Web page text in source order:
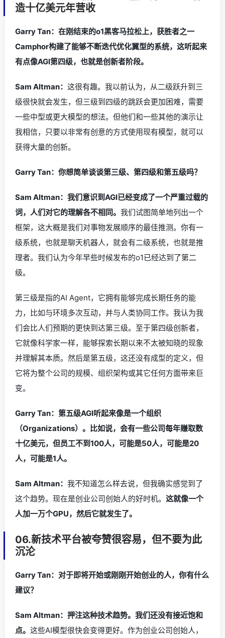
造十亿美元年营收
Garry Tan：在刚结束的o1黑客马拉松上，获胜者之一
Camphor构建了能够不断迭代优化翼型的系统，这听起来
有点像AGI第四级，也就是创新者阶段。
Sam Altman： 这很有趣。我以前认为，从二级跃升到三
级很快就会发生，但三级到四级的跳跃会更加困难，需要
一些中型或更大模型的想法。但他们和一些其他的演示让
我相信，只要以非常有创意的方式使用现有模型，就可以
获得大量的创新。
Garry Tan：你想简单谈谈第三级、第四级和第五级吗？
Sam Altman：我们意识到AGI已经变成了一个严重过载的
词，人们对它的理解各不相同。 我们试图简单地列出一个
框架，这大概是我们对事物发展顺序的最佳推测。你有一
级系统，也就是聊天机器人，就会有二级系统，也就是推
理者。我们认为今年早些时候发布的o1已经达到了第二
级。
第三级是指的AI Agent，它拥有能够完成长期任务的能
力，比如与环境多次互动，并与人类协同工作。我认为我
们会比人们预期的更快到达第三级。至于第四级创新者，
它就像科学家一样，能够探索长期以来不太被知晓的现象
并理解其本质。然后是第五级，这还没有成型的定义，但
它将为整个公司的规模、组织架构或其它任何方面带来巨
变。
Garry Tan：第五级AGI听起来像是一个组织
（Organizations）。比如说，会有一些公司每年赚取数
十亿美元，但员工不到100人，可能是50人，可能是20
人，可能是1人。
Sam Altman： 我不知道怎么样去说，但我确实感觉到了
这个趋势。现在是创业公司创始人的好时机。 这就像一个
人加一万个GPU，然后它就发生了。
06.新技术平台被夸赞很容易，但不要为此
沉沦
Garry Tan：对于即将开始或刚刚开始创业的人，你有什么
建议？
Sam Altman：押注这种技术趋势。我们还没有接近饱和
点。 这些AI模型很快会变得更好。作为创业公司创始人，